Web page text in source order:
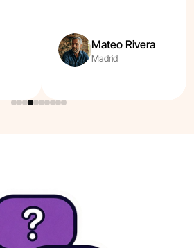
Mateo Rivera
Madrid